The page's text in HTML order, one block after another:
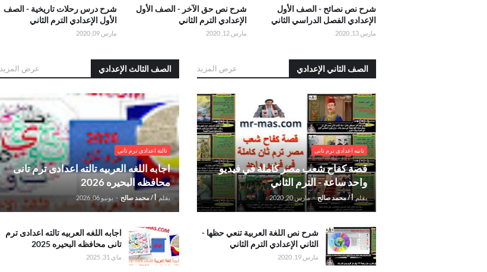
شرح نص نصائح - الصف الأول
الإعدادي الفصل الدراسي الثاني
مارس 13, 2020
شرح نص حق الآخر - الصف الأول
الإعدادي الترم الثاني
مارس 12, 2020
شرح درس رحلات تاريخية - الصف
الأول الإعدادي الترم الثاني
مارس 09, 2020
الصف الثاني الإعدادي عرض المزيد
.قصة كفاح شعب مصر كاملة في فيديو واحد ساعة -
الترم الثاني
تانيه اعدادى ترم تانى
قصة كفاح شعب مصر كاملة في فيديو
واحد ساعة - الترم الثاني
بقلم أ / محمد صالح - مارس 20, 2020
.شرح نص
اللغة العربية
تنعي حظها -
الثاني الإعدادي
شرح نص اللغة العربية تنعي حظها -
الثاني الإعدادي الترم الثاني
مارس 19, 2020
الصف الثالث الإعدادي عرض المزيد
.اجابه اللغه العربيه تالته اعدادى ترم تانى محافظه
البحيره 2026
تالتة اعدادى ترم تانى
اجابه اللغه العربيه تالته اعدادى ترم تانى
محافظه البحيره 2026
بقلم أ / محمد صالح - يونيو 06, 2026
.اجابه اللغه
العربيه تالته
اعدادى ترم
تانى محافظه
اجابه اللغه العربيه تالته اعدادى ترم
تانى محافظه البحيره 2025
ماي 31, 2025